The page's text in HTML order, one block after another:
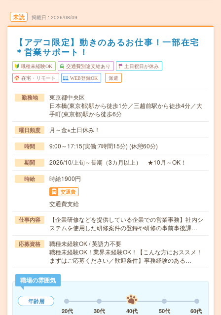
未読 掲載日 2026/08/09
【アデコ限定】動きのあるお仕事！一部在宅
＊営業サポート！
職種未経験OK 交通費別途支給あり 土日祝日が休み
在宅・リモート WEB登録OK 派遣
勤務地
東京都中央区
日本橋(東京都)駅から徒歩1分／三越前駅から徒歩4分／大
手町(東京都)駅から徒歩6分
曜日頻度 月～金※土日休み！
時間 9:00～17:15(実働:7時間15分) (休憩60分)
期間 2026/10/上旬～長期（3カ月以上） ★10月～OK！
時給 時給1900円
交通費
交通費支給
仕事内容
【企業研修などを提供している企業での営業事務】社内シ
ステムを使用した研修案件の登録や研修の事前事後課…
応募資格
職種未経験OK / 英語力不要
職種未経験OK！業界未経験OK！【こんな方におススメ！
まずはご応募ください／歓迎条件】事務経験のある…
職場の雰囲気
年齢層
20代
30代 40代 50代 60代